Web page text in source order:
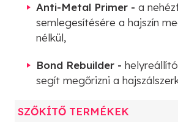
Anti-Metal Primer - a
semlegesítésére a hajszín
nélkül,
Bond Rebuilder -
segít megőrizni a
SZŐKÍTŐ TERMÉKEK